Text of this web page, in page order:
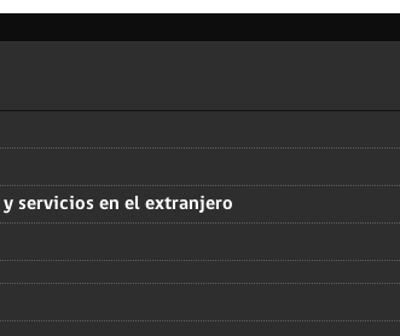
servicios en el extranjero